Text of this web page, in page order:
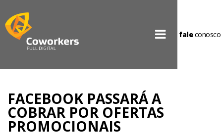
faleconosco
FACEBOOK PASSARÁ A
COBRAR POR OFERTAS
PROMOCIONAIS